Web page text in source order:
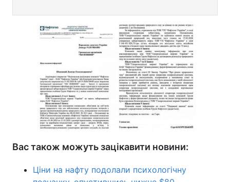
Вас також можуть зацікавити новини:
Ціни на нафту подолали психологічну